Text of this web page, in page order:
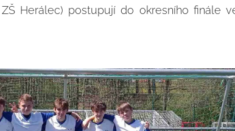
Herálec) postupují do okresního finále